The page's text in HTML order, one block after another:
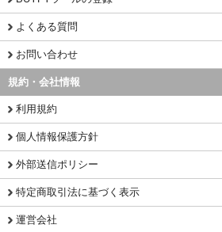
よくある質問
お問い合わせ
規約・会社情報
利用規約
個人情報保護方針
外部送信ポリシー
特定商取引法に基づく表示
運営会社